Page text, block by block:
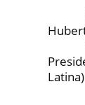
Latina)